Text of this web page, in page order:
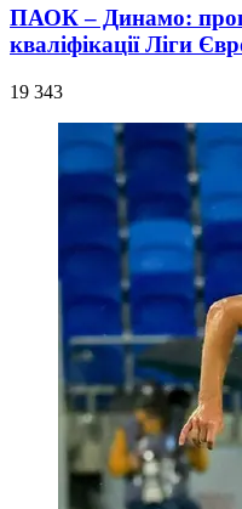
ПАОК – Динамо:
кваліфікації Ліги
19 343